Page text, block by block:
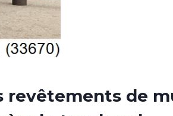
revêtements de